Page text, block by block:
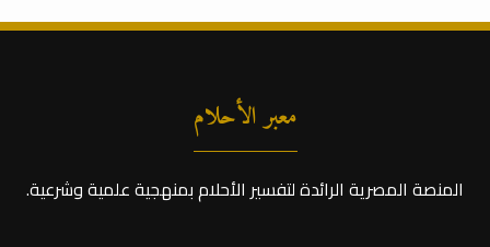
معبر الأحلام
المنصة المصرية الرائدة لتفسير الأحلام بمنهجية علمية وشرعية.